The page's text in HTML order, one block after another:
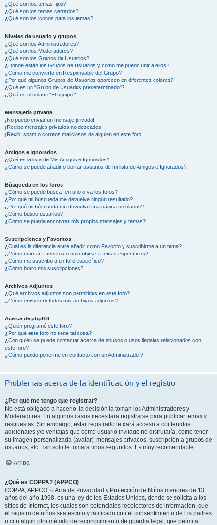
¿Qué son los temas fijos?
¿Qué son los temas cerrados?
¿Qué son los iconos para los temas?
Niveles de usuario y grupos
¿Qué son los Administradores?
¿Qué son los Moderadores?
¿Qué son los Grupos de Usuarios?
¿Donde están los Grupos de Usuarios y como me puedo unir a ellos?
¿Cómo me convierto en Responsable del Grupo?
¿Por qué algunos Grupos de Usuarios aparecen en diferentes colores?
¿Qué es un "Grupo de Usuarios predeterminado"?
¿Qué es el enlace "El equipo"?
Mensajería privada
¡No puedo enviar un mensaje privado!
¡Recibo mensajes privados no deseados!
¡Recibí spam o correos maliciosos de alguien en este foro!
Amigos e Ignorados
¿Qué es la lista de Mis Amigos e Ignorados?
¿Cómo se puede añadir o borrar usuarios de mi lista de Amigos e Ignorados?
Búsqueda en los foros
¿Cómo se puede buscar en uno o varios foros?
¿Por qué mi búsqueda me devuelve ningún resultado?
¿Por qué mi búsqueda me devuelve una página en blanco?
¿Cómo busco usuarios?
¿Como se puede encontrar mis propios mensajes y temas?
Suscripciones y Favoritos
¿Cuál es la diferencia entre añadir como Favorito y suscribirme a un tema?
¿Cómo marcar Favoritos o suscribirse a temas específicos?
¿Cómo me suscribo a un foro específico?
¿Cómo borro mis suscripciones?
Archivos Adjuntos
¿Qué archivos adjuntos son permitidos en este foro?
¿Cómo encuentro todos mis archivos adjuntos?
Acerca de phpBB
¿Quién programó este foro?
¿Por qué este foro no tiene tal cosa?
¿Con quién se puede contactar acerca de abusos o usos ilegales relacionados con
este foro?
¿Cómo puedo ponerme en contacto con un Administrador?
Problemas acerca de la identificación y el registro
¿Por qué me tengo que registrar?
No está obligado a hacerlo, la decisión la toman los Administradores y
Moderadores. En algunos casos necesitará registrarse para publicar temas y
respuestas. Sin embargo, estar registrado le dará acceso a contenidos
adicionales y/o ventajas que como usuario invitado no disfrutaría, como tener
su imagen personalizada (avatar), mensajes privados, suscripción a grupos de
usuarios, etc. Tan solo le tomará unos segundos. Es muy recomendable.
Arriba
¿Qué es COPPA? (APPCO)
COPPA, APPCO, o Acta de Privacidad y Protección de Niños menores de 13
años del año 1998, es una ley de los Estados Unidos, donde se solicita a los
sitios de Internet, los cuales son potenciales recolectores de información, que
el registro de niños sea escrito y ratificado con el consentimiento de los padres
o con algún otro método de reconocimiento de guardia legal, que permita